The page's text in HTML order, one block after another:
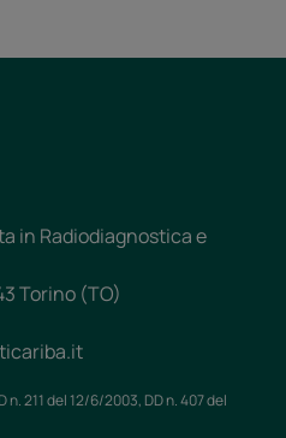
in Radiodiagnostica e
Torino (TO)
n. 211 del 12/6/2003, DD n. 407 del